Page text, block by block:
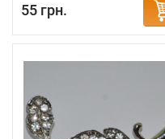
55 грн.